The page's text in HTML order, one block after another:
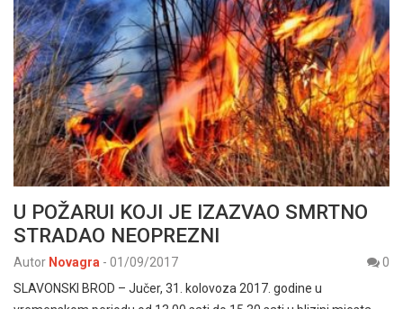
U POŽARUI KOJI JE IZAZVAO SMRTNO
STRADAO NEOPREZNI
Autor Novagra - 01/09/2017
0
SLAVONSKI BROD – Jučer, 31. kolovoza 2017. godine u